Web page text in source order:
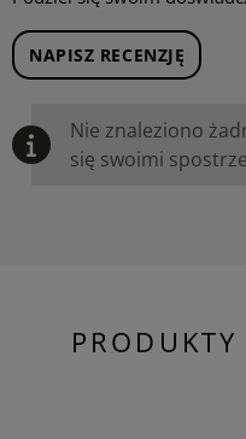
NAPISZ RECENZJĘ
Nie znaleziono
się swoimi